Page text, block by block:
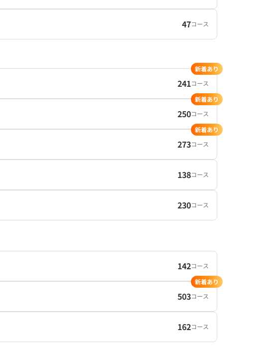
47コース
241コース
新着あり
250コース
新着あり
273コース
新着あり
138コース
230コース
142コース
503コース
新着あり
162コース